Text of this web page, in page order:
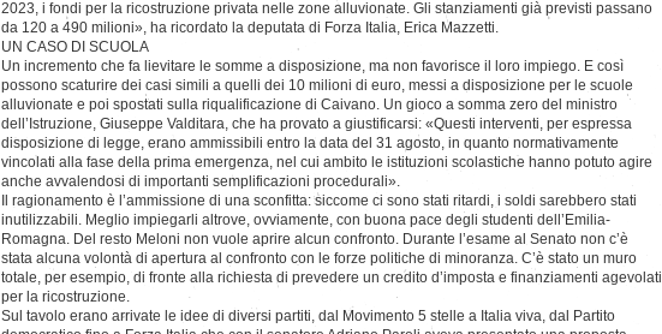
2023, i fondi per la ricostruzione privata nelle zone alluvionate. Gli stanziamenti già previsti passano
da 120 a 490 milioni», ha ricordato la deputata di Forza Italia, Erica Mazzetti.
UN CASO DI SCUOLA
Un incremento che fa lievitare le somme a disposizione, ma non favorisce il loro impiego. E così
possono scaturire dei casi simili a quelli dei 10 milioni di euro, messi a disposizione per le scuole
alluvionate e poi spostati sulla riqualificazione di Caivano. Un gioco a somma zero del ministro
dell’Istruzione, Giuseppe Valditara, che ha provato a giustificarsi: «Questi interventi, per espressa
disposizione di legge, erano ammissibili entro la data del 31 agosto, in quanto normativamente
vincolati alla fase della prima emergenza, nel cui ambito le istituzioni scolastiche hanno potuto agire
anche avvalendosi di importanti semplificazioni procedurali».
Il ragionamento è l’ammissione di una sconfitta: siccome ci sono stati ritardi, i soldi sarebbero stati
inutilizzabili. Meglio impiegarli altrove, ovviamente, con buona pace degli studenti dell’Emilia-
Romagna. Del resto Meloni non vuole aprire alcun confronto. Durante l’esame al Senato non c’è
stata alcuna volontà di apertura al confronto con le forze politiche di minoranza. C’è stato un muro
totale, per esempio, di fronte alla richiesta di prevedere un credito d’imposta e finanziamenti agevolati
per la ricostruzione.
Sul tavolo erano arrivate le idee di diversi partiti, dal Movimento 5 stelle a Italia viva, dal Partito